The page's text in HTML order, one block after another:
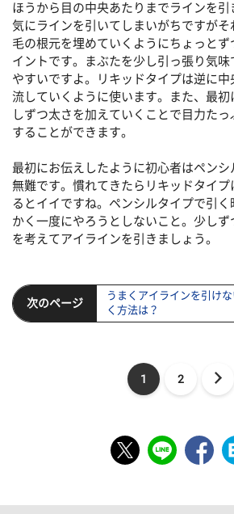
ほうから目の中央あたりまでラインを
気にラインを引いてしまいがちですがそ
毛の根元を埋めていくようにちょっと
イントです。まぶたを少し引っ張り気味
やすいですよ。リキッドタイプは逆に
流していくように使います。また、最
しずつ太さを加えていくことで目力たっ
することができます。
最初にお伝えしたように初心者はペン
無難です。慣れてきたらリキッドタイプ
るとイイですね。ペンシルタイプで引く
かく一度にやろうとしないこと。少しず
を考えてアイラインを引きましょう。
次のページ
うまくアイラインを引けな
く方法は？
1 2